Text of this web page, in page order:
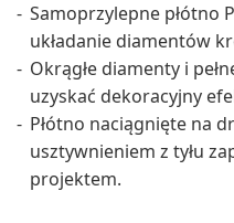
Samoprzylepne płótno
układanie diamentów
Okrągłe diamenty i
uzyskać dekoracyjny
Płótno naciągnięte na
usztywnieniem z tyłu
projektem.